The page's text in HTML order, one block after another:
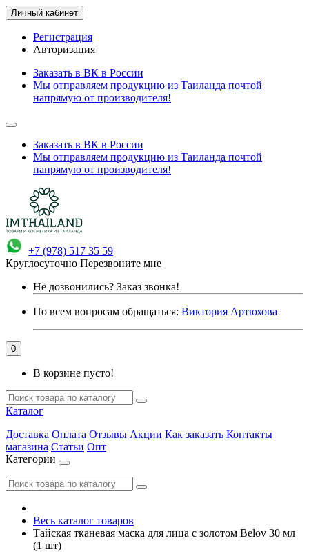
Личный кабинет
Регистрация
Авторизация
Заказать в ВК в России
Мы отправляем продукцию из Таиланда почтой
напрямую от производителя!
Заказать в ВК в России
Мы отправляем продукцию из Таиланда почтой
напрямую от производителя!
+7 (978) 517 35 59
Круглосуточно Перезвоните мне
Не дозвонились? Заказ звонка!
По всем вопросам обращаться: Виктория Артюхова
0
В корзине пусто!
Каталог
Доставка Оплата Отзывы Акции Как заказать Контакты
магазина Статьи Опт
Категории
Весь каталог товаров
Тайская тканевая маска для лица с золотом Belov 30 мл
(1 шт)